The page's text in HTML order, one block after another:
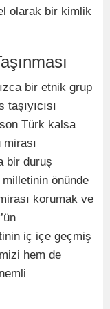
olarak bir kimlik
bir etnik grup
Türk kalsa
bir duruş
önünde
korumak ve
iç içe geçmiş
hem de